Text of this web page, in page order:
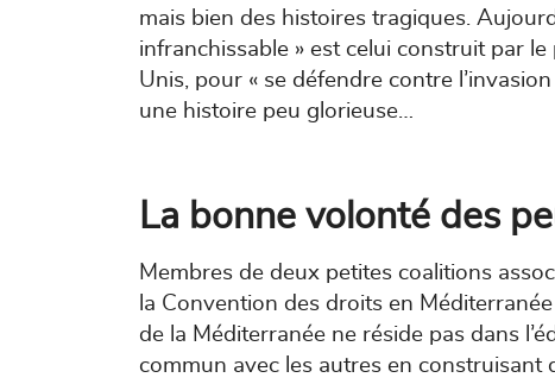
mais bien des histoires tragiques.
infranchissable » est celui construit par
Unis, pour « se défendre contre
une histoire peu glorieuse…
La bonne volonté des
Membres de deux petites coalitions
la Convention des droits en
de la Méditerranée ne réside pas dans
commun avec les autres en